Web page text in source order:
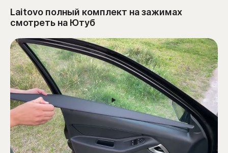
Laitovo полный комплект на зажимах
смотреть на Ютуб